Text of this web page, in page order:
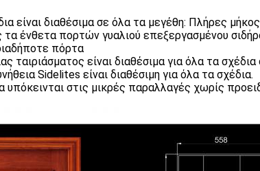
είναι διαθέσιμα σε όλα τα μεγέθη: Πλήρες
τα ένθετα πορτών γυαλιού επεξεργασμένου
πόρτα
ταιριάσματος είναι διαθέσιμα για όλα τα
Sidelites είναι διαθέσιμη για όλα τα σχέδια.
υπόκεινται στις μικρές παραλλαγές χωρίς